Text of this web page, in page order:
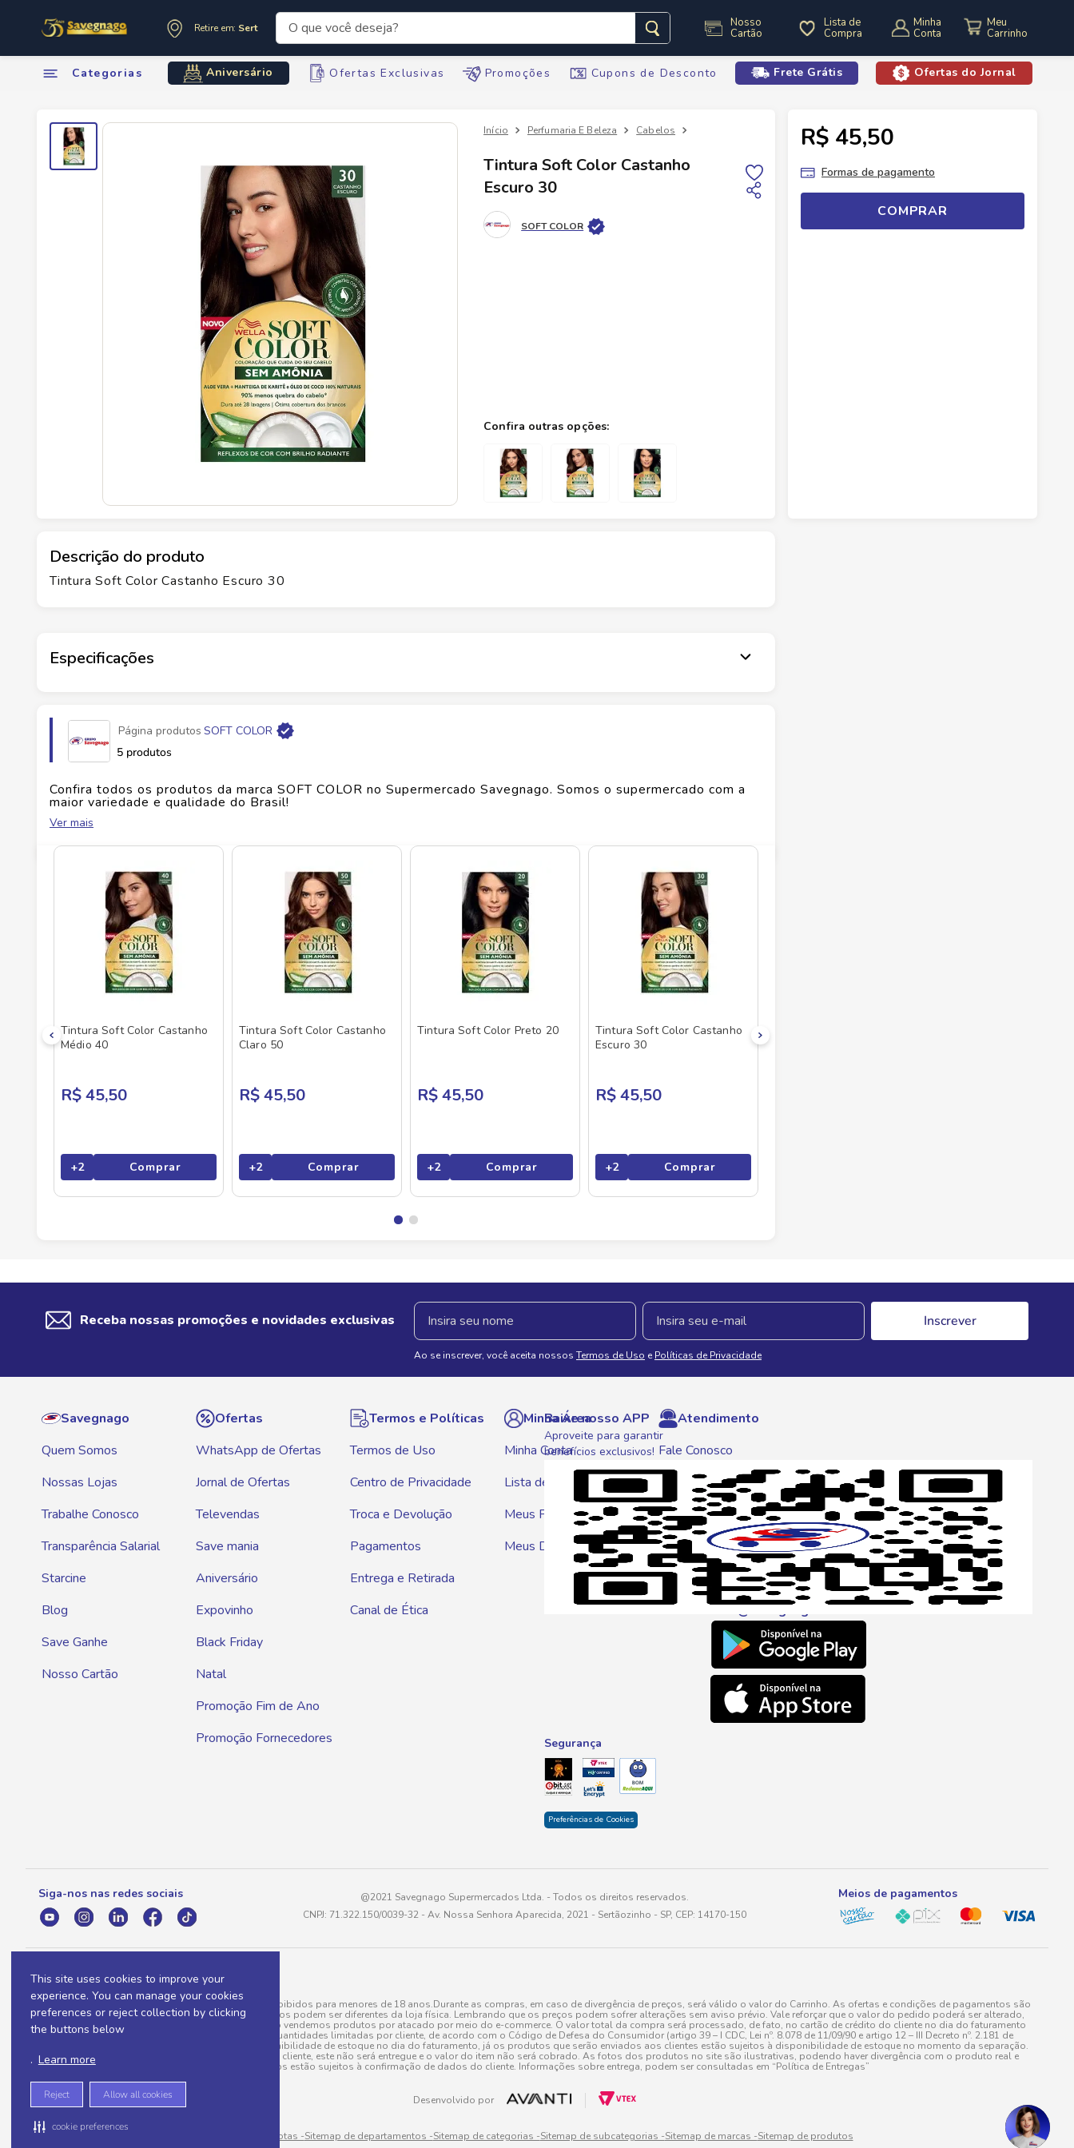
This site uses cookies to improve your
experience. You can manage your cookies
preferences or reject collection by clicking
the buttons below
. Learn more
Reject Allow all cookies
cookie preferences
Retire em: Sertãozinho
O que você deseja? Nosso
Cartão
Lista de
Compra
Minha
Conta
Categorias Aniversário Ofertas Exclusivas Promoções Cupons de Desconto Frete Grátis Ofertas do Jornal
Perfumaria E Beleza Cabelos Tintura Soft Color Castanho Escuro 30
Tintura Soft Color Castanho
Escuro 30
SOFT COLOR
Descrição do produto
Tintura Soft Color Castanho Escuro 30
Especificações
Fabricante ROGE INTERG COM E DIST DE ALIM
EAN 7891182016711
Id do produto
Comprimento 6.1
Página produtos SOFT COLOR
5 produtos
Confira todos os produtos da marca SOFT COLOR no Supermercado Savegnago. Somos o supermercado com a
maior variedade e qualidade do Brasil!
No Savegnago, você encontra uma ampla seleção de produtos
Ver mais
Tintura Soft Color Castanho
Médio 40
R$ 45,50
+2 Comprar
Tintura Soft Color Castanho
Claro 50
R$ 45,50
+2 Comprar
Tintura Soft Color Preto 20
R$ 45,50
+2 Comprar
Tintura Soft Color Castanho
Escuro 30
R$ 45,50
+2 Comprar
R$ 45,50
Formas de pagamento
COMPRAR
Receba nossas promoções e novidades exclusivas Inscrever
Ao se inscrever, você aceita nossos Termos de Uso e Políticas de Privacidade
Savegnago
Quem Somos
Nossas Lojas
Trabalhe Conosco
Transparência Salarial
Starcine
Blog
Save Ganhe
Nosso Cartão
Ofertas
WhatsApp de Ofertas
Jornal de Ofertas
Televendas
Save mania
Aniversário
Expovinho
Black Friday
Natal
Promoção Fim de Ano
Promoção Fornecedores
Termos e Políticas
Termos de Uso
Centro de Privacidade
Troca e Devolução
Pagamentos
Entrega e Retirada
Canal de Ética
Minha Área
Minha Conta
Lista de Compras
Meus Pedidos
Meus Descontos
Atendimento
Fale Conosco
WhatsApp
Telefone
0800 016 6680
E-mail
atendimento@savegnago.com.br
Baixe nosso APP
Aproveite para garantir
benefícios exclusivos!
Segurança
Preferências de Cookies
Siga-nos nas redes sociais
@2021 Savegnago Supermercados Ltda. - Todos os direitos reservados.
CNPJ: 71.322.150/0039-32 - Av. Nossa Senhora Aparecida, 2021 - Sertãozinho - SP, CEP: 14170-150
Meios de pagamentos
A venda e o consumo de bebidas alcoólicas são proibidos para menores de 18 anos.Durante as compras, em caso de divergência de preços, será válido o valor do Carrinho. As ofertas e condições de pagamentos são
válidas para a loja eletrônica, sendo que seus preços podem ser diferentes da loja física. Lembrando que os preços podem sofrer alterações sem aviso prévio. Vale reforçar que o valor do pedido poderá ser alterado,
para menos, por conta de produtos variáveis; e não vendemos produtos por atacado por meio do e-commerce. O valor total da compra será processado, de fato, no cartão de crédito do cliente no dia do faturamento
do pedido. Produtos em promoção possuem quantidades limitadas por cliente, de acordo com o Código de Defesa do Consumidor (artigo 39 – I CDC, Lei nº. 8.078 de 11/09/90 e artigo 12 – III Decreto nº. 2.181 de
20/03/97). A venda está diretamente ligada à disponibilidade de estoque no dia do faturamento, já os produtos que serão enviados aos clientes estão sujeitos à disponibilidade de estoque no momento da separação.
Caso algum produto venha a faltar no pedido do cliente, este não será entregue e o valor do item não será cobrado. As fotos dos produtos no site são ilustrativas, podendo haver divergência com o produto real e
todos os pedidos estão sujeitos à confirmação de dados do cliente. Informações sobre entrega, podem ser consultadas em “Política de Entregas”
Desenvolvido por
Sitemap de rotas -Sitemap de departamentos -Sitemap de categorias -Sitemap de subcategorias -Sitemap de marcas -Sitemap de produtos
Termos mais buscados
leite
3º
cerveja
5º
arroz
6º
sabonete
7º
oleo
8º
leite integral
9 º
aniversario
10º chocolate